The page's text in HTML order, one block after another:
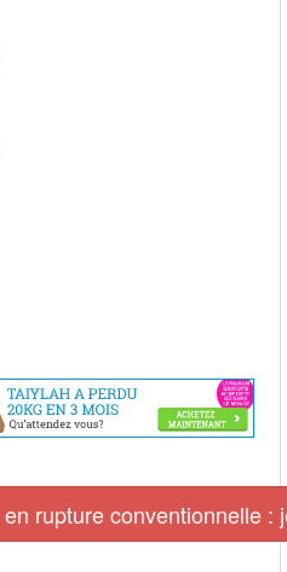
rupture conventionnelle :